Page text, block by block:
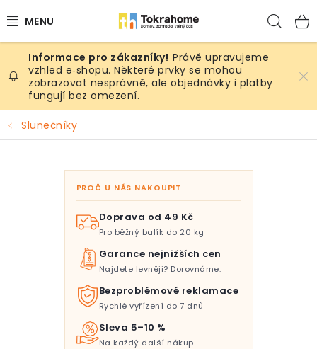
na
Výrobky
Místnosti
Venkovní prostory
Sezóna & Volný čas
Právě upravujeme
vzhled e‑shopu. Některé prvky se mohou
zobrazovat nesprávně, ale objednávky i platby
fungují bez omezení.
Slunečníky
PROČ U NÁS NAKOUPIT
Doprava od 49 Kč
Pro běžný balík do 20 kg
Garance nejnižších cen
Najdete levněji? Dorovnáme.
Bezproblémové reklamace
Rychlé vyřízení do 7 dnů
Sleva 5–10 %
Na každý další nákup